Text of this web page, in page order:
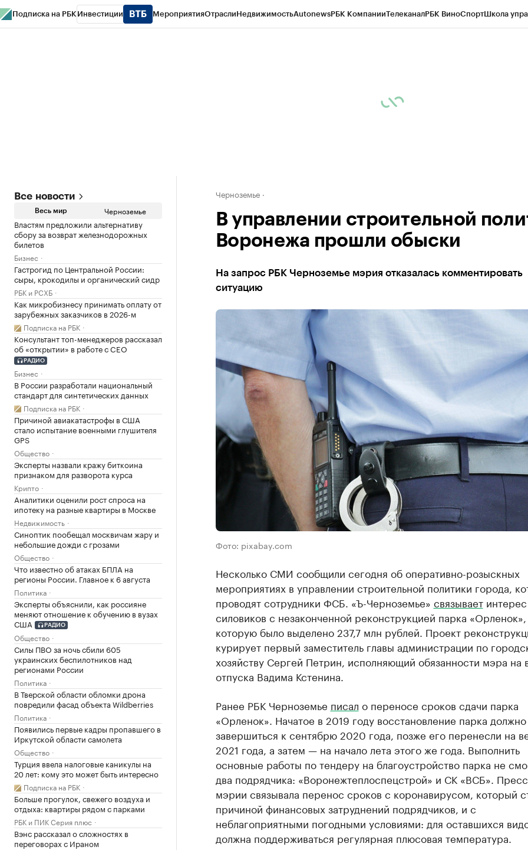
Подписка на РБК Инвестиции МероприятияОтраслиНедвижимостьAutonewsРБК КомпанииТелеканалРБК ВиноСпортШкола
Все новости
Весь мир Черноземье
Властям предложили альтернативу
сбору за возврат железнодорожных
билетов
Бизнес
Гастрогид по Центральной России:
сыры, крокодилы и органический сидр
РБК и РСХБ
Как микробизнесу принимать оплату от
зарубежных заказчиков в 2026-м
Подписка на РБК
Консультант топ-менеджеров рассказал
об «открытии» в работе с CEO
РАДИО
Бизнес
В России разработали национальный
стандарт для синтетических данных
Подписка на РБК
Причиной авиакатастрофы в США
стало испытание военными глушителя
GPS
Общество
Эксперты назвали кражу биткоина
признаком для разворота курса
Крипто
Аналитики оценили рост спроса на
ипотеку на разные квартиры в Москве
Недвижимость
Синоптик пообещал москвичам жару и
небольшие дожди с грозами
Общество
Что известно об атаках БПЛА на
регионы России. Главное к 6 августа
Политика
Эксперты объяснили, как россияне
меняют отношение к обучению в вузах
США
РАДИО
Общество
Силы ПВО за ночь сбили 605
украинских беспилотников над
регионами России
Политика
В Тверской области обломки дрона
повредили фасад объекта Wildberries
Политика
Появились первые кадры пропавшего в
Иркутской области самолета
Общество
Турция ввела налоговые каникулы на
20 лет: кому это может быть интересно
Подписка на РБК
Больше прогулок, свежего воздуха и
отдыха: квартиры рядом с парками
РБК и ПИК Серия плюс
Вэнс рассказал о сложностях в
переговорах с Ираном
Черноземье
В управлении строительной
Воронежа прошли обыски
На запрос РБК Черноземье мэрия отказалась комментировать
ситуацию
Фото: pixabay.com
Несколько СМИ сообщили сегодня об оперативно-розыскных
мероприятиях в управлении строительной политики города,
проводят сотрудники ФСБ. «Ъ-Черноземье» связываетинтерес
силовиков с незаконченной реконструкцией парка
которую было выделено 237,7 млн рублей. Проект
курирует первый заместитель главы администрации по
хозяйству Сергей Петрин, исполняющий обязанности мэра на
отпуска Вадима Кстенина.
Ранее РБК Черноземье писал о переносе сроков сдачи парка
«Орленок». Начатое в 2019 году восстановление парка
завершиться к сентябрю 2020 года, позже его перенесли на
2021 года, а затем — на начало лета этого же года. Выполнить
основные работы по тендеру на благоустройство парка не
два подрядчика: «Воронежтеплоспецстрой» и СК «ВСБ».
мэрии связывала перенос сроков с коронавирусом, который
причиной финансовых затруднений подрядчиков, и с
неблагоприятными погодными условиями: для оставшихся
должна поддерживаться регулярная плюсовая температура.